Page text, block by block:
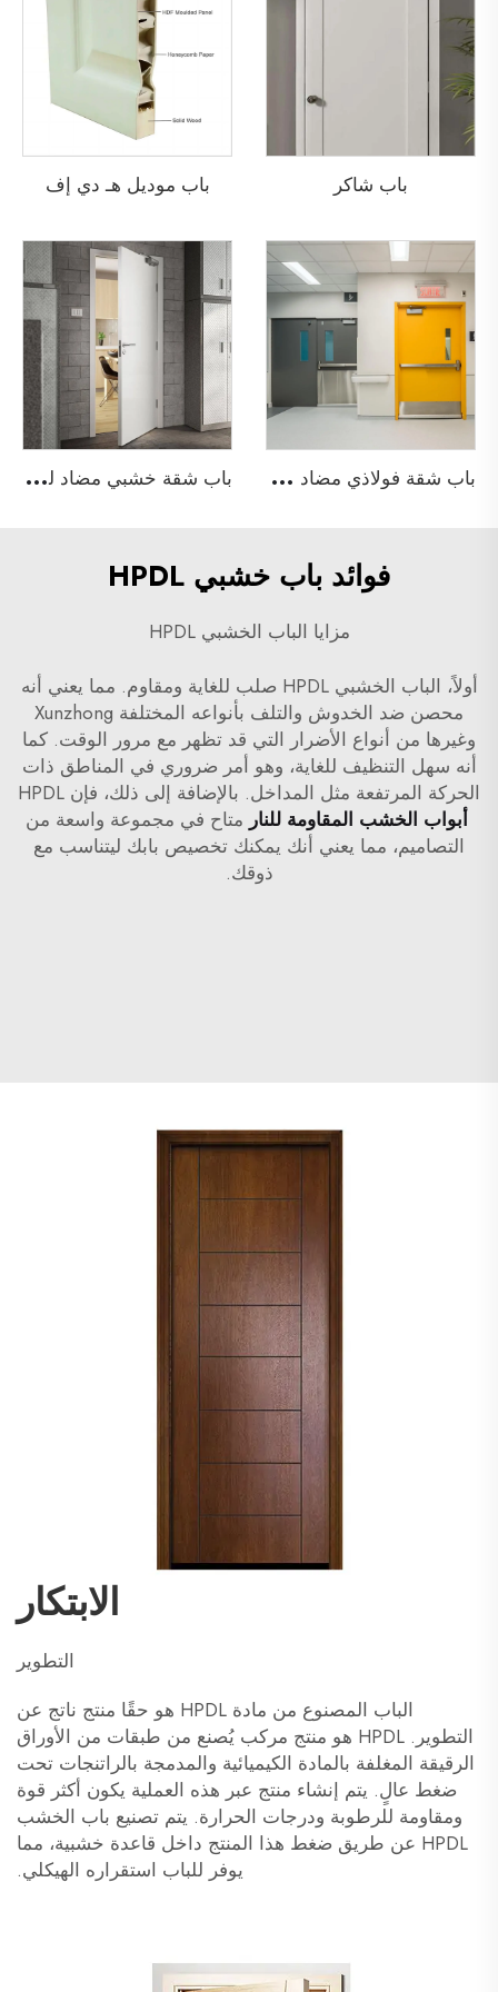
باب شاكر باب موديل هـ دي إف
ب
اب شقة فولاذي مضاد للحريق ب
اب شقة خشبي مضاد للحريق
فوائد باب خشبي HPDL
مزايا الباب الخشبي HPDL
أولاً، الباب الخشبي HPDL صلب للغاية ومقاوم. مما يعني أنه
محصن ضد الخدوش والتلف بأنواعه المختلفة Xunzhong
وغيرها من أنواع الأضرار التي قد تظهر مع مرور الوقت. كما
أنه سهل التنظيف للغاية، وهو أمر ضروري في المناطق ذات
الحركة المرتفعة مثل المداخل. بالإضافة إلى ذلك، فإن HPDL
أبواب الخشب المقاومة للنار متاح في مجموعة واسعة من
التصاميم، مما يعني أنك يمكنك تخصيص بابك ليتناسب مع
ذوقك.
الابتكار
التطوير
الباب المصنوع من مادة HPDL هو حقًا منتج ناتج عن
التطوير. HPDL هو منتج مركب يُصنع من طبقات من الأوراق
الرقيقة المغلفة بالمادة الكيميائية والمدمجة بالراتنجات تحت
ضغط عالٍ. يتم إنشاء منتج عبر هذه العملية يكون أكثر قوة
ومقاومة للرطوبة ودرجات الحرارة. يتم تصنيع باب الخشب
HPDL عن طريق ضغط هذا المنتج داخل قاعدة خشبية، مما
يوفر للباب استقراره الهيكلي.